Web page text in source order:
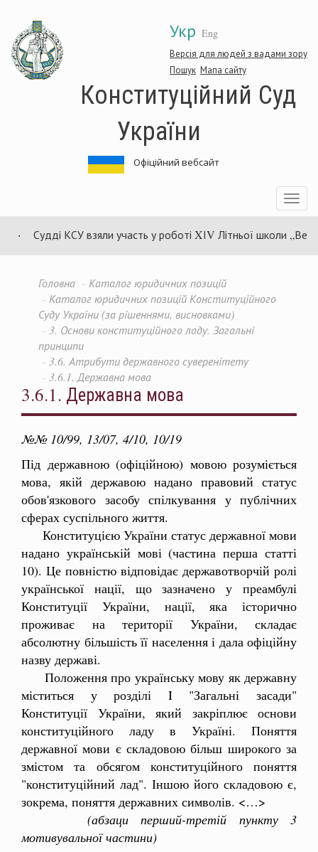
основного
матеріалу
Укр Eng
Версія для людей з вадами зору
Пошук Мапа сайту
Конституційний Суд
України
Офіційний вебсайт
Toggle
Судді КСУ взяли участь у роботі XІV Літньої школи
Головна
Каталог юридичних позицій
Каталог юридичних позицій Конституційного
Суду України (за рішеннями, висновками)
3. Основи конституційного ладу. Загальні
принципи
3.6. Атрибути державного суверенітету
3.6.1. Державна мова
3.6.1. Державна мова
№№ 10/99, 13/07, 4/10, 10/19
Під державною (офіційною) мовою розуміється
мова, якій державою надано правовий статус
обов'язкового засобу спілкування у публічних
сферах суспільного життя.
Конституцією України статус державної мови
надано українській мові (частина перша статті
10). Це повністю відповідає державотворчій ролі
української нації, що зазначено у преамбулі
Конституції України, нації, яка історично
проживає на території України, складає
абсолютну більшість її населення і дала офіційну
назву державі.
Положення про українську мову як державну
міститься у розділі I "Загальні засади"
Конституції України, який закріплює основи
конституційного ладу в Україні. Поняття
державної мови є складовою більш широкого за
змістом та обсягом конституційного поняття
"конституційний лад". Іншою його складовою є,
зокрема, поняття державних символів. <…>
(абзаци перший-третій пункту 3
мотивувальної частини)